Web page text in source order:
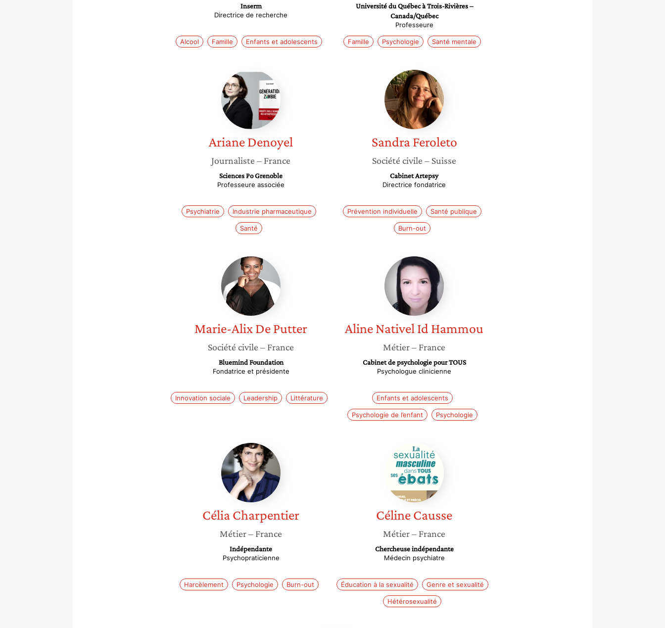
Inserm
Directrice de recherche
Alcool Famille Enfants et adolescents
Université du Québec à Trois-Rivières –
Canada/Québec
Professeure
Famille Psychologie Santé mentale
Ariane
Denoyel
ArianeDenoyel
Journaliste – France
Sciences Po Grenoble
Professeure associée
Psychiatrie Industrie pharmaceutique
Santé
Sandra
Feroleto
Sandra Feroleto
Société civile – Suisse
Cabinet Artepsy
Directrice fondatrice
Prévention individuelle Santé publique
Burn-out
Marie-
Alix
De
Putter
Marie-Alix De Putter
Société civile – France
Bluemind Foundation
Fondatrice et présidente
Innovation sociale Leadership Littérature
Aline
Nativel
Id
Hammou
AlineNativel Id Hammou
Métier– France
Cabinet de psychologie pour TOUS
Psychologue clinicienne
Enfants et adolescents
Psychologie de l’enfant Psychologie
Célia
Charpentier
CéliaCharpentier
Métier– France
Indépendante
Psychopraticienne
Harcèlement Psychologie Burn-out
Céline
Causse
CélineCausse
Métier– France
Chercheuse indépendante
Médecin psychiatre
Éducation à la sexualité Genre et sexualité
Hétérosexualité